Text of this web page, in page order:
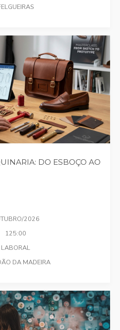
DO ESBOÇO AO
2026
125:00
LABORAL
DA MADEIRA